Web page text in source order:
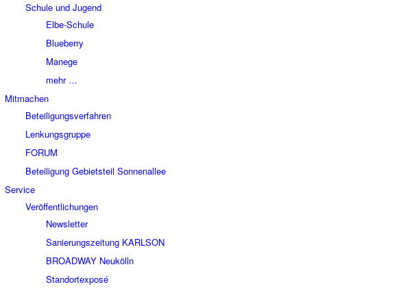
Schule und Jugend
Elbe-Schule
Blueberry
Manege
mehr …
Mitmachen
Beteiligungsverfahren
Lenkungsgruppe
FORUM
Beteiligung Gebietsteil Sonnenallee
Service
Veröffentlichungen
Newsletter
Sanierungszeitung KARLSON
BROADWAY Neukölln
Standortexposé